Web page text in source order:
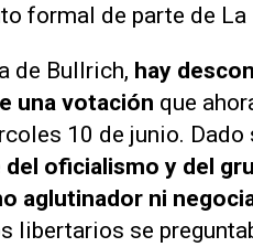
formal de parte de
de Bullrich, hay
una votación que
10 de junio. Dado
del oficialismo y del
aglutinador ni
libertarios se